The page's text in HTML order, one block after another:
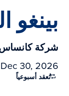
شركة كانساس
30, 2026
تُعقد أسبوعياً